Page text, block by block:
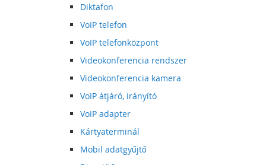
Diktafon
VoIP telefon
VoIP telefonközpont
Videokonferencia rendszer
Videokonferencia kamera
VoIP átjáró, irányító
VoIP adapter
Kártyaterminál
Mobil adatgyűjtő